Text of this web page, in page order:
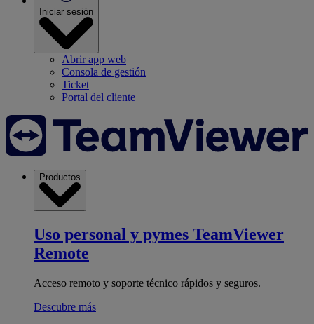
Iniciar sesión
Abrir app web
Consola de gestión
Ticket
Portal del cliente
Productos
Uso personal y pymes TeamViewer
Remote
Acceso remoto y soporte técnico rápidos y seguros.
Descubre más